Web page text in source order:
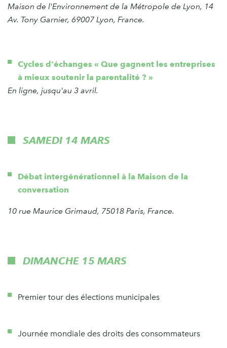
Maison de l'Environnement de la Métropole de Lyon, 14
Av. Tony Garnier, 69007 Lyon, France.
Cycles d'échanges « Que gagnent les entreprises
à mieux soutenir la parentalité ? »
En ligne, jusqu'au 3 avril.
SAMEDI 14 MARS
Débat intergénérationnel à la Maison de la
conversation
10 rue Maurice Grimaud, 75018 Paris, France.
DIMANCHE 15 MARS
Premier tour des élections municipales
Journée mondiale des droits des consommateurs